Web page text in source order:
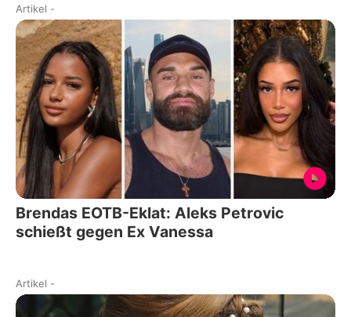
Artikel -
Brendas EOTB-Eklat: Aleks Petrovic
schießt gegen Ex Vanessa
Artikel -